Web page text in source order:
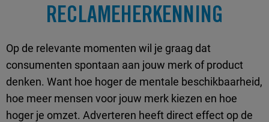
RECLAMEHERKENNING
Op de relevante momenten wil je graag dat
consumenten spontaan aan jouw merk of product
denken. Want hoe hoger de mentale beschikbaarheid,
hoe meer mensen voor jouw merk kiezen en hoe
hoger je omzet. Adverteren heeft direct effect op de